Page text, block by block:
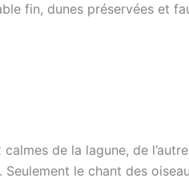
fin, dunes préservées et
de la lagune, de
Seulement le chant des